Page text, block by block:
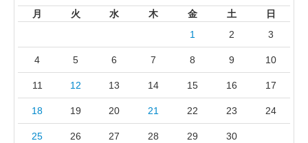
月
火 水 木 金 土 日
1 2 3
4 5 6 7 8 9 10
11 12 13 14 15 16 17
18 19 20 21 22 23 24
25 26 27 28 29 30